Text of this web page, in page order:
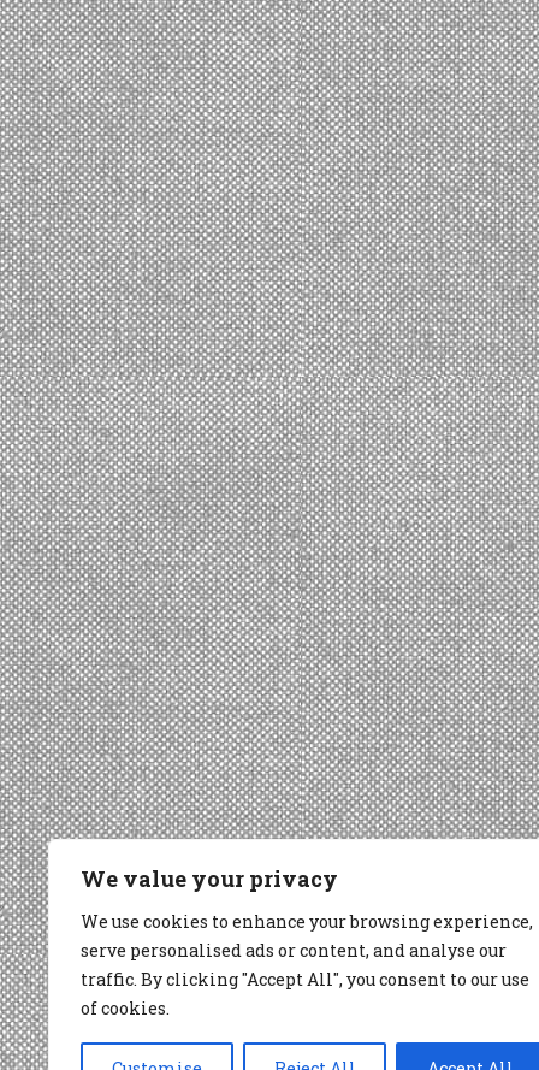
We value your privacy
We use cookies to enhance your browsing experience,
serve personalised ads or content, and analyse our
traffic. By clicking "Accept All", you consent to our use
of cookies.